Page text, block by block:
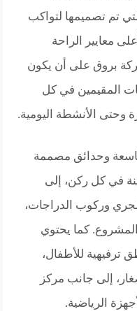
تم تصميمها لتواكب
معايير الراحة
بروق على أن يكون
المقيمين في كل
وحتى الأنشطة اليومية.
وحدائق مصممة
في كل ركن، إلى
وركوب الدراجات،
كما يحتوي
ترفيهية للأطفال،
إلى جانب مركز